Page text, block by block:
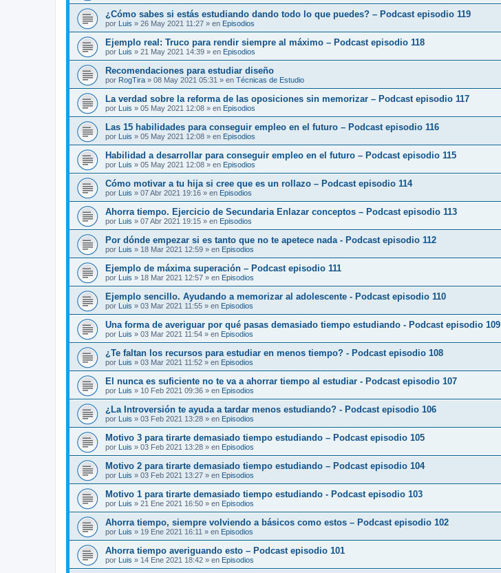
¿Cómo sabes si estás estudiando dando todo lo que puedes? – Podcast episodio 119
por Luis » 26 May 2021 11:27 » en Episodios
Ejemplo real: Truco para rendir siempre al máximo – Podcast episodio 118
por Luis » 21 May 2021 14:39 » en Episodios
Recomendaciones para estudiar diseño
por RogTira » 08 May 2021 05:31 » en Técnicas de Estudio
La verdad sobre la reforma de las oposiciones sin memorizar – Podcast episodio 117
por Luis » 05 May 2021 12:08 » en Episodios
Las 15 habilidades para conseguir empleo en el futuro – Podcast episodio 116
por Luis » 05 May 2021 12:08 » en Episodios
Habilidad a desarrollar para conseguir empleo en el futuro – Podcast episodio 115
por Luis » 05 May 2021 12:08 » en Episodios
Cómo motivar a tu hija si cree que es un rollazo – Podcast episodio 114
por Luis » 07 Abr 2021 19:16 » en Episodios
Ahorra tiempo. Ejercicio de Secundaria Enlazar conceptos – Podcast episodio 113
por Luis » 07 Abr 2021 19:15 » en Episodios
Por dónde empezar si es tanto que no te apetece nada - Podcast episodio 112
por Luis » 18 Mar 2021 12:59 » en Episodios
Ejemplo de máxima superación – Podcast episodio 111
por Luis » 18 Mar 2021 12:57 » en Episodios
Ejemplo sencillo. Ayudando a memorizar al adolescente - Podcast episodio 110
por Luis » 03 Mar 2021 11:55 » en Episodios
Una forma de averiguar por qué pasas demasiado tiempo estudiando - Podcast episodio 109
por Luis » 03 Mar 2021 11:54 » en Episodios
¿Te faltan los recursos para estudiar en menos tiempo? - Podcast episodio 108
por Luis » 03 Mar 2021 11:52 » en Episodios
El nunca es suficiente no te va a ahorrar tiempo al estudiar - Podcast episodio 107
por Luis » 10 Feb 2021 09:36 » en Episodios
¿La Introversión te ayuda a tardar menos estudiando? - Podcast episodio 106
por Luis » 03 Feb 2021 13:28 » en Episodios
Motivo 3 para tirarte demasiado tiempo estudiando – Podcast episodio 105
por Luis » 03 Feb 2021 13:28 » en Episodios
Motivo 2 para tirarte demasiado tiempo estudiando – Podcast episodio 104
por Luis » 03 Feb 2021 13:27 » en Episodios
Motivo 1 para tirarte demasiado tiempo estudiando - Podcast episodio 103
por Luis » 21 Ene 2021 16:50 » en Episodios
Ahorra tiempo, siempre volviendo a básicos como estos – Podcast episodio 102
por Luis » 19 Ene 2021 16:11 » en Episodios
Ahorra tiempo averiguando esto – Podcast episodio 101
por Luis » 14 Ene 2021 18:42 » en Episodios